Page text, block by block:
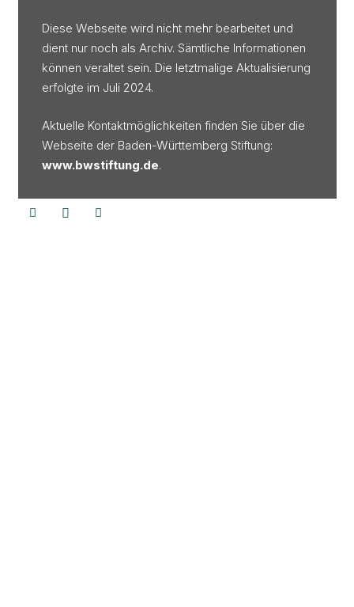
Diese Webseite wird nicht mehr bearbeitet und
dient nur noch als Archiv. Sämtliche Informationen
können veraltet sein. Die letztmalige Aktualisierung
erfolgte im Juli 2024.
Aktuelle Kontaktmöglichkeiten finden Sie über die
Webseite der Baden-Württemberg Stiftung:
www.bwstiftung.de.